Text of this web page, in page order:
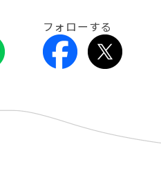
フォローする